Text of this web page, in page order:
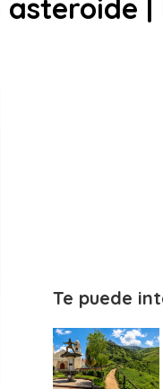
|
Te puede